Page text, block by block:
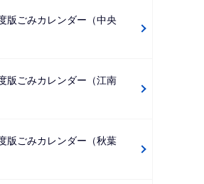
版ごみカレンダー（中央
版ごみカレンダー（江南
版ごみカレンダー（秋葉